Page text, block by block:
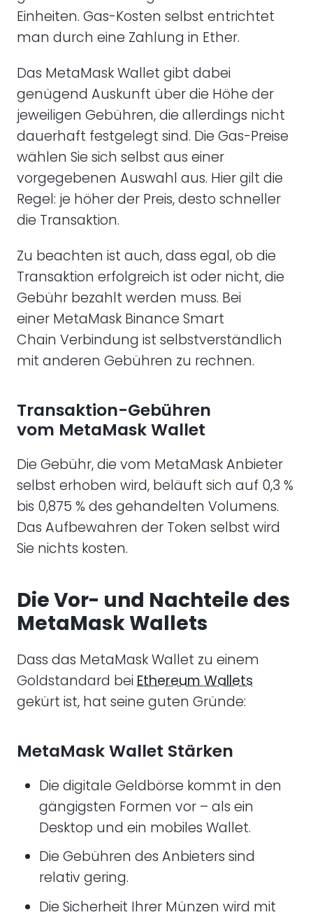
Einheiten. Gas-Kosten selbst entrichtet
man durch eine Zahlung in Ether.
Das MetaMask Wallet gibt dabei
genügend Auskunft über die Höhe der
jeweiligen Gebühren, die allerdings nicht
dauerhaft festgelegt sind. Die Gas-Preise
wählen Sie sich selbst aus einer
vorgegebenen Auswahl aus. Hier gilt die
Regel: je höher der Preis, desto schneller
die Transaktion.
Zu beachten ist auch, dass egal, ob die
Transaktion erfolgreich ist oder nicht, die
Gebühr bezahlt werden muss. Bei
einer MetaMask Binance Smart
Chain Verbindung ist selbstverständlich
mit anderen Gebühren zu rechnen.
Transaktion-Gebühren
vom MetaMask Wallet
Die Gebühr, die vom MetaMask Anbieter
selbst erhoben wird, beläuft sich auf 0,3 %
bis 0,875 % des gehandelten Volumens.
Das Aufbewahren der Token selbst wird
Sie nichts kosten.
Die Vor- und Nachteile des
MetaMask Wallets
Dass das MetaMask Wallet zu einem
Goldstandard bei Ethereum Wallets
gekürt ist, hat seine guten Gründe:
MetaMask Wallet Stärken
Die digitale Geldbörse kommt in den
gängigsten Formen vor – als ein
Desktop und ein mobiles Wallet.
Die Gebühren des Anbieters sind
relativ gering.
Die Sicherheit Ihrer Münzen wird mit